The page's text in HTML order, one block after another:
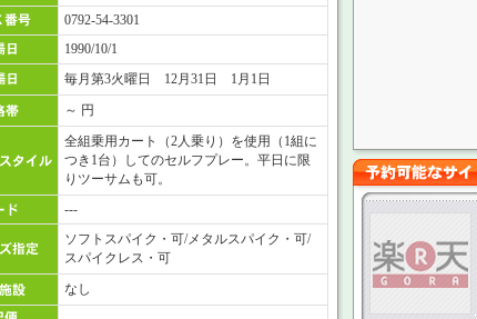
0792-54-3301
1990/10/1
毎月第3火曜日 12月31日 1月1日
～ 円
全組乗用カート（2人乗り）を使用（1組に
つき1台）してのセルフプレー。平日に限
りツーサムも可。
---
ソフトスパイク・可/メタルスパイク・可/
スパイクレス・可
なし